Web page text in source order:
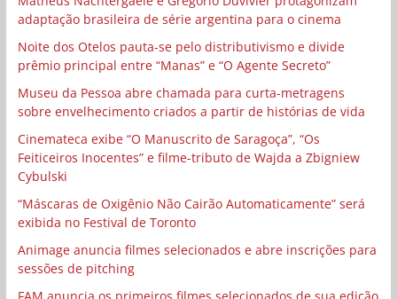
adaptação brasileira de série argentina para o cinema
Noite dos Otelos pauta-se pelo distributivismo e divide
prêmio principal entre “Manas” e “O Agente Secreto”
Museu da Pessoa abre chamada para curta-metragens
sobre envelhecimento criados a partir de histórias de vida
Cinemateca exibe “O Manuscrito de Saragoça”, “Os
Feiticeiros Inocentes” e filme-tributo de Wajda a Zbigniew
Cybulski
“Máscaras de Oxigênio Não Cairão Automaticamente” será
exibida no Festival de Toronto
Animage anuncia filmes selecionados e abre inscrições para
sessões de pitching
FAM anuncia os primeiros filmes selecionados de sua edição